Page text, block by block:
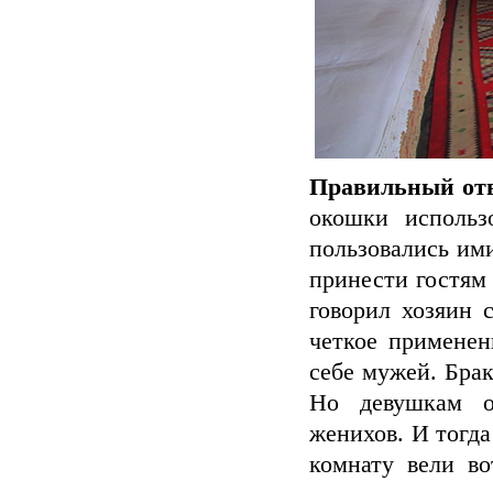
Правильный
окошки
пользовались
принести
говорил
четкое
себе мужей.
Но девушкам
женихов. И
комнату вели